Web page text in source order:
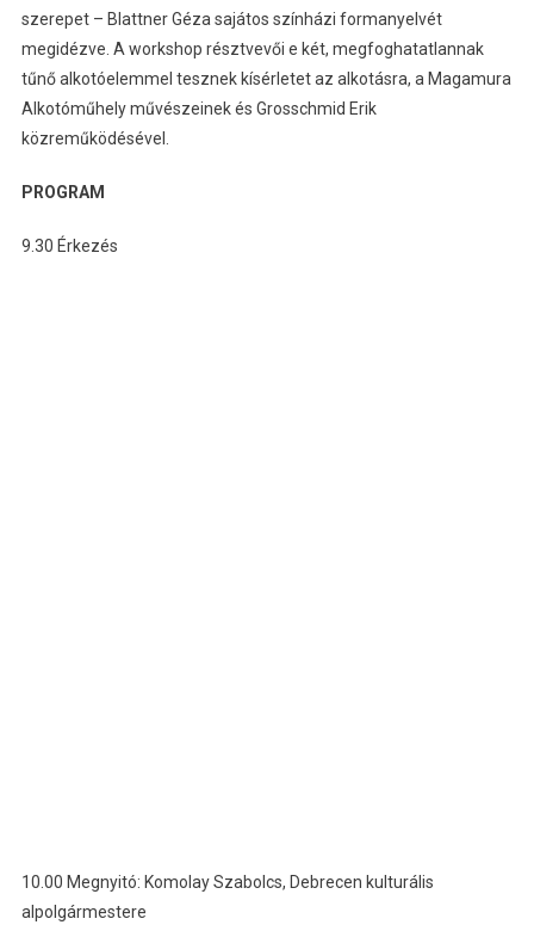
szerepet – Blattner Géza sajátos színházi formanyelvét
megidézve. A workshop résztvevői e két, megfoghatatlannak
tűnő alkotóelemmel tesznek kísérletet az alkotásra, a Magamura
Alkotóműhely művészeinek és Grosschmid Erik
közreműködésével.
PROGRAM
9.30 Érkezés
10.00 Megnyitó: Komolay Szabolcs, Debrecen kulturális
alpolgármestere